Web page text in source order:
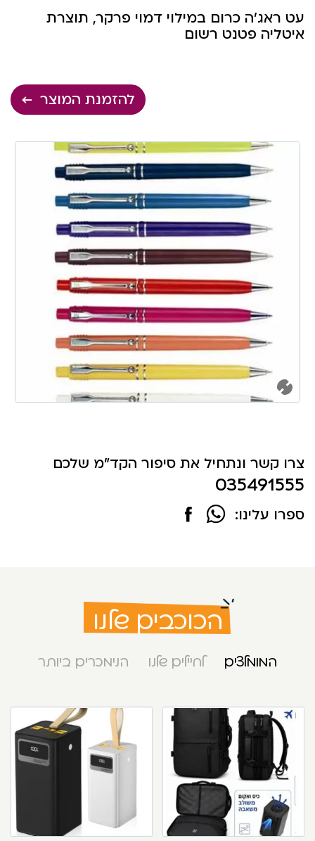
עט ראג’ה כרום במילוי דמוי פרקר, תוצרת
איטליה פטנט רשום
להזמנת המוצר
צרו קשר ונתחיל את סיפור הקד"מ שלכם
035491555
ספרו עלינו:
הכוכבים שלנו
המומלצים לחיילים שלנו הנימכרים ביותר